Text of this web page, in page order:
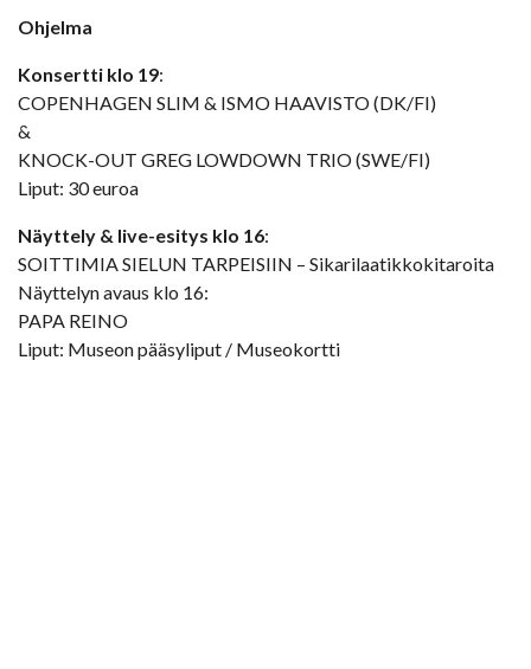
Ohjelma
Konsertti klo 19:
COPENHAGEN SLIM & ISMO HAAVISTO (DK/FI)
&
KNOCK-OUT GREG LOWDOWN TRIO (SWE/FI)
Liput: 30 euroa
Näyttely & live-esitys klo 16:
SOITTIMIA SIELUN TARPEISIIN – Sikarilaatikkokitaroita
Näyttelyn avaus klo 16:
PAPA REINO
Liput: Museon pääsyliput / Museokortti